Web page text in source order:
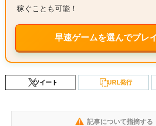
稼ぐことも可能！
早速ゲームを選んでプレ
ツイート URL発行
記事について指摘する